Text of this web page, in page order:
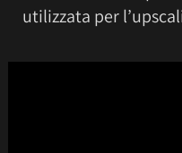
utilizzata per